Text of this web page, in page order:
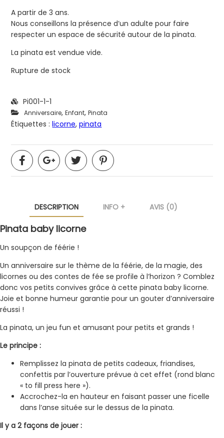
A partir de 3 ans.
Nous conseillons la présence d’un adulte pour faire
respecter un espace de sécurité autour de la pinata.
La pinata est vendue vide.
Rupture de stock
Pi001-1-1
Anniversaire,Enfant,Pinata
Étiquettes :licorne,pinata
DESCRIPTION INFO + AVIS (0)
Pinata baby licorne
Un soupçon de féérie !
Un anniversaire sur le thème de la féérie, de la magie, des
licornes ou des contes de fée se profile à l’horizon ? Comblez
donc vos petits convives grâce à cette pinata baby licorne.
Joie et bonne humeur garantie pour un gouter d’anniversaire
réussi !
La pinata, un jeu fun et amusant pour petits et grands !
Le principe :
Remplissez la pinata de petits cadeaux, friandises,
confettis par l’ouverture prévue à cet effet (rond blanc
« to fill press here »).
Accrochez-la en hauteur en faisant passer une ficelle
dans l’anse située sur le dessus de la pinata.
Il y a 2 façons de jouer :